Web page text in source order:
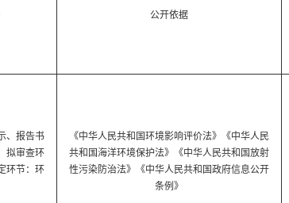
公开依据
、报告书
拟审查环
环节：环
《中华人民共和国环境影响评价法》《中华人民
共和国海洋环境保护法》《中华人民共和国放射
性污染防治法》《中华人民共和国政府信息公开
条例》